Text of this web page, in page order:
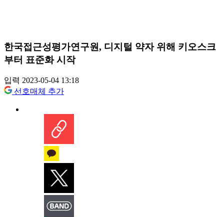
한국접근성평가연구원, 디지털 약자 위해 키오스크
부터 표준화 시작
입력 2023-05-04 13:18
선호매체 추가